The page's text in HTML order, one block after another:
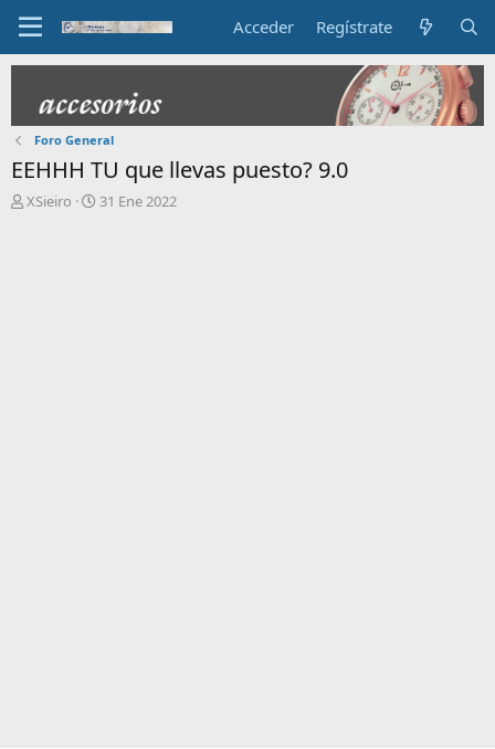
Acceder Regístrate
Foro General
EEHHH TU que llevas puesto? 9.0
IXSieiro
F
31 Ene 2022